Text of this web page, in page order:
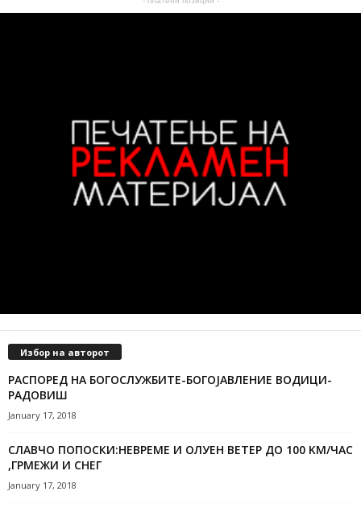
Избор на авторот
РАСПОРЕД НА БОГОСЛУЖБИТЕ-БОГОЈАВЛЕНИЕ ВОДИЦИ-
РАДОВИШ
January 17, 2018
СЛАВЧО ПОПОСКИ:НЕВРЕМЕ И ОЛУЕН ВЕТЕР ДО 100 KM/ЧАС
,ГРМЕЖИ И СНЕГ
January 17, 2018